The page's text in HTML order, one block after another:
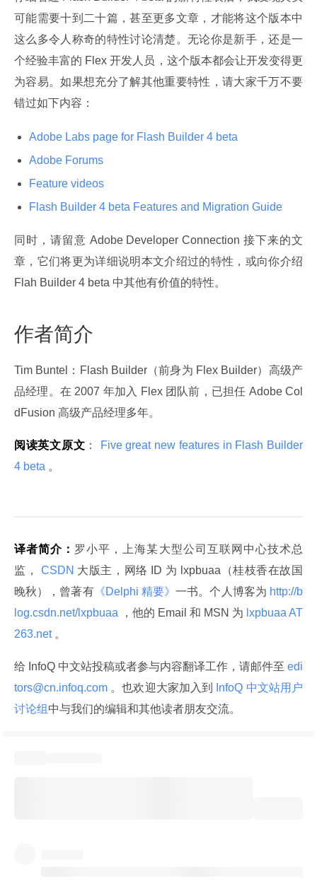
可能需要十到二十篇，甚至更多文章，才能将这个版本中
这么多令人称奇的特性讨论清楚。无论你是新手，还是一
个经验丰富的 Flex 开发人员，这个版本都会让开发变得更
为容易。如果想充分了解其他重要特性，请大家千万不要
错过如下内容：
Adobe Labs page for Flash Builder 4 beta
Adobe Forums
Feature videos
Flash Builder 4 beta Features and Migration Guide
同时，请留意 Adobe Developer Connection 接下来的文
章，它们将更为详细说明本文介绍过的特性，或向你介绍
Flah Builder 4 beta 中其他有价值的特性。
作者简介
Tim Buntel：Flash Builder（前身为 Flex Builder）高级产
品经理。在 2007 年加入 Flex 团队前，已担任 Adobe Col
dFusion 高级产品经理多年。
阅读英文原文 ：
Five great new features in Flash Builder
4 beta 。
译者简介： 罗小平，上海某大型公司互联网中心技术总
监，
CSDN 大版主，网络 ID 为 lxpbuaa（桂枝香在故国
晚秋），曾著有《Delphi 精要》一书。个人博客为 http://b
log.csdn.net/lxpbuaa
，他的 Email 和 MSN 为 lxpbuaa AT
263.net 。
给 InfoQ 中文站投稿或者参与内容翻译工作，请邮件至 edi
tors@cn.infoq.com 。也欢迎大家加入到
InfoQ 中文站用户
讨论组 中与我们的编辑和其他读者朋友交流。